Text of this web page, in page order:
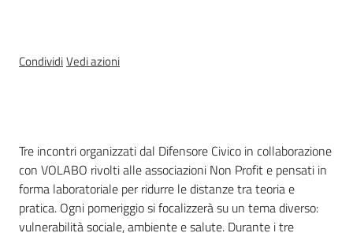
Seguici
CondividiVedi azioni
Cos'è
Tre incontri organizzati dal Difensore Civico in collaborazione
con VOLABO rivolti alle associazioni Non Profit e pensati in
forma laboratoriale per ridurre le distanze tra teoria e
pratica. Ogni pomeriggio si focalizzerà su un tema diverso:
vulnerabilità sociale, ambiente e salute. Durante i tre